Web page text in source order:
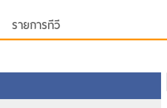
รายการทีวี